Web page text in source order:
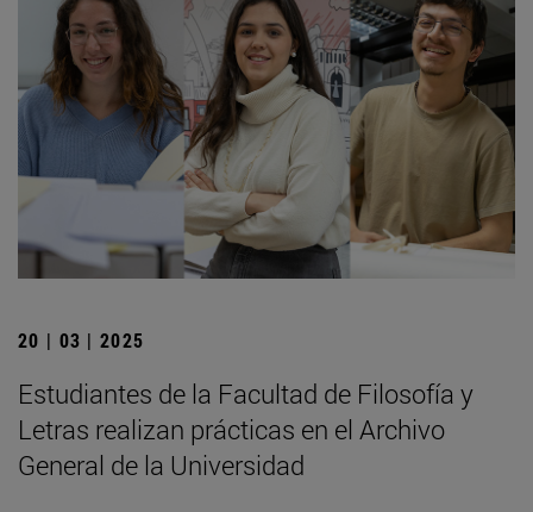
20 | 03 | 2025
Estudiantes de la Facultad de Filosofía y
Letras realizan prácticas en el Archivo
General de la Universidad